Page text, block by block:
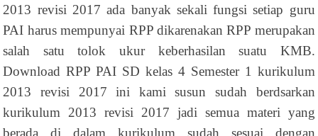
2013 revisi 2017 ada banyak sekali fungsi setiap guru
PAI harus mempunyai RPP dikarenakan RPP merupakan
salah satu tolok ukur keberhasilan suatu KMB.
Download RPP PAI SD kelas 4 Semester 1 kurikulum
2013 revisi 2017 ini kami susun sudah berdsarkan
kurikulum 2013 revisi 2017 jadi semua materi yang
berada di dalam kurikulum sudah sesuai dengan